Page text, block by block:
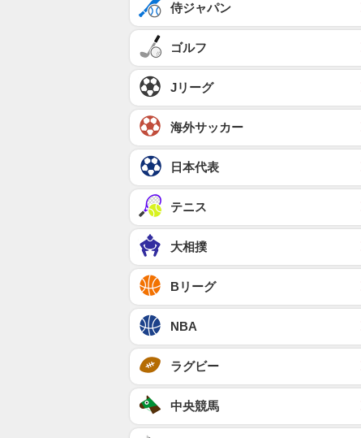
侍ジャパン
ゴルフ
Jリーグ
海外サッカー
日本代表
テニス
大相撲
Bリーグ
NBA
ラグビー
中央競馬